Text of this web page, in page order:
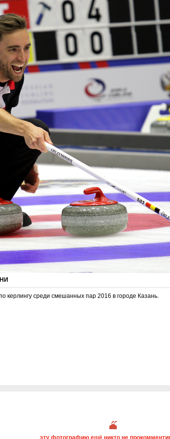
керлингу среди смешанных пар 2016 в городе Казань.
эту фотографию ещё никто не